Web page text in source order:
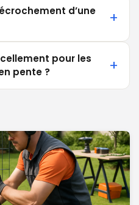
d’une
pour les
pente ?